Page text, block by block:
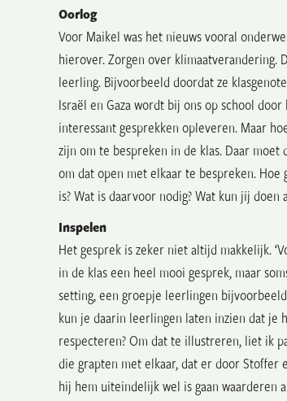
Oorlog
Voor Maikel was het nieuws vooral
hierover. Zorgen over
leerling. Bijvoorbeeld doordat ze
Israël en Gaza wordt bij ons op school
interessant gesprekken opleveren. Maar
zijn om te bespreken in de klas. Daar
om dat open met elkaar te bespreken. Hoe
is?Wat is daarvoor nodig? Wat kun jij doen
Inspelen
Het gesprek is zeker niet altijd makkelijk.
in de klas een heel mooi gesprek, maar
setting, een groepje leerlingen
kun je daarin leerlingen laten inzien dat
respecteren? Om dat te illustreren, liet ik
die grapten met elkaar, dat er door Stoffer
hij hem uiteindelijk wel is gaan waarderen